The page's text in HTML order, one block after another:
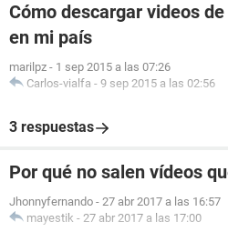
Cómo descargar videos
en mi país
marilpz - 1 sep 2015 a las 07:26
Carlos-vialfa - 9 sep 2015 a las 02:56
3 respuestas
Por qué no salen vídeos
Jhonnyfernando - 27 abr 2017 a las 16:57
mayestik - 27 abr 2017 a las 17:00